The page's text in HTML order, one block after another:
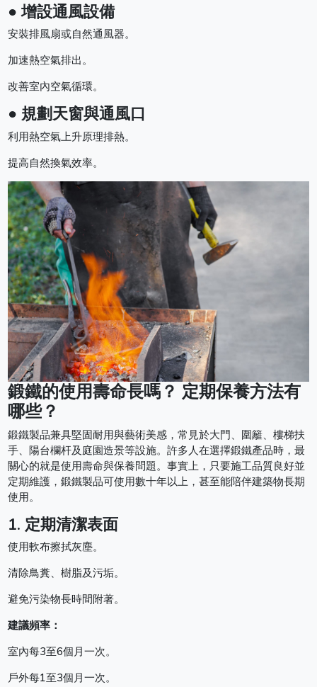
● 增設通風設備
安裝排風扇或自然通風器。
加速熱空氣排出。
改善室內空氣循環。
● 規劃天窗與通風口
利用熱空氣上升原理排熱。
提高自然換氣效率。
鍛鐵的使用壽命長嗎？ 定期保養方法有
哪些？
鍛鐵製品兼具堅固耐用與藝術美感，常見於大門、圍籬、樓梯扶
手、陽台欄杆及庭園造景等設施。許多人在選擇鍛鐵產品時，最
關心的就是使用壽命與保養問題。事實上，只要施工品質良好並
定期維護，鍛鐵製品可使用數十年以上，甚至能陪伴建築物長期
使用。
1. 定期清潔表面
使用軟布擦拭灰塵。
清除鳥糞、樹脂及污垢。
避免污染物長時間附著。
建議頻率：
室內每3至6個月一次。
戶外每1至3個月一次。